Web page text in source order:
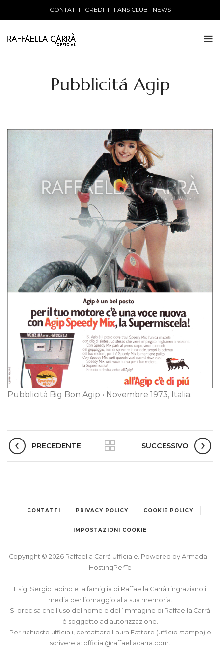
CONTATTI CREDITI FANS CLUB NEWS
Pubblicitá Agip
Pubblicitá Big Bon Agip • Novembre 1973, Italia.
PRECEDENTE SUCCESSIVO
CONTATTI PRIVACY POLICY COOKIE POLICY
IMPOSTAZIONI COOKIE
Copyright © 2026 Raffaella Carrà Ufficiale. Powered by Armada –
HostingPerTe
Il sig. Sergio Iapino e la famiglia di Raffaella Carrà ringraziano i
media per l’omaggio alla sua memoria.
Si precisa che l’uso del nome e dell’immagine di Raffaella Carrà
è soggetto ad autorizzazione.
Per richieste ufficiali, contattare Laura Fattore (ufficio stampa) o
scrivere a: official@raffaellacarra.com.